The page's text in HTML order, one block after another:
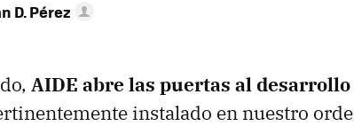
D. Pérez
AIDE abre las puertas al
instalado en nuestro